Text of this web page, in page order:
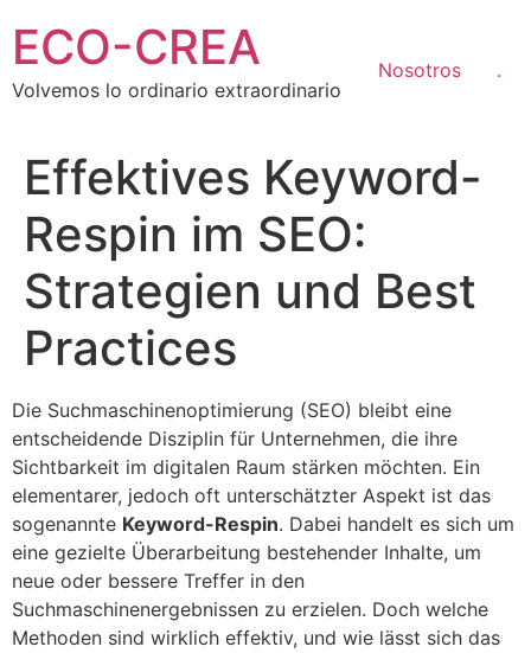
contenido
ECO-CREA
Volvemos lo ordinario extraordinario
Nosotros .
Effektives Keyword-
Respin im SEO:
Strategien und Best
Practices
Die Suchmaschinenoptimierung (SEO) bleibt eine
entscheidende Disziplin für Unternehmen, die ihre
Sichtbarkeit im digitalen Raum stärken möchten. Ein
elementarer, jedoch oft unterschätzter Aspekt ist das
sogenannte Keyword-Respin. Dabei handelt es sich um
eine gezielte Überarbeitung bestehender Inhalte, um
neue oder bessere Treffer in den
Suchmaschinenergebnissen zu erzielen. Doch welche
Methoden sind wirklich effektiv, und wie lässt sich das